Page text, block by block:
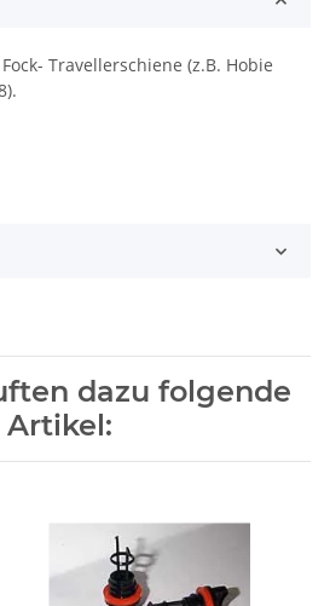
Travellerschiene (z.B. Hobie
dazu folgende
Artikel: